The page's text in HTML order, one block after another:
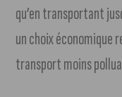
qu’en transportant
un choix économique
transport moins